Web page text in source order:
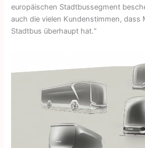
europäischen Stadtbussegment
auch die vielen Kundenstimmen, dass
Stadtbus überhaupt hat.“